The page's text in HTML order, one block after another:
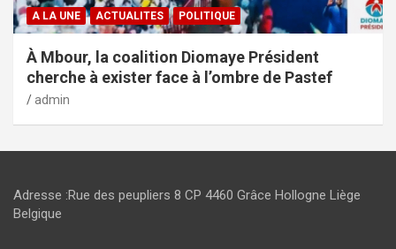
A LA UNE ACTUALITES POLITIQUE
À Mbour, la coalition Diomaye Président
cherche à exister face à l’ombre de Pastef
admin
Adresse :Rue des peupliers 8 CP 4460 Grâce Hollogne Liège
Belgique